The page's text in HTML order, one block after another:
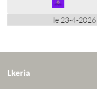
le 23-4-
Lkeria